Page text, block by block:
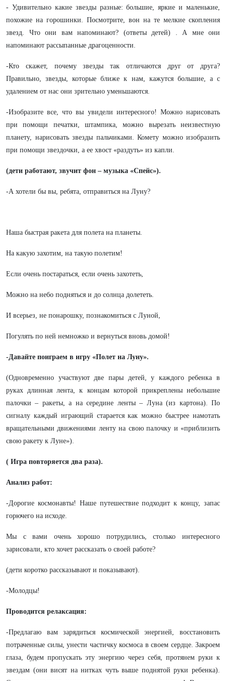
- Удивительно какие звезды разные: большие, яркие и маленькие,
похожие на горошинки. Посмотрите, вон на те мелкие скопления
звезд. Что они вам напоминают? (ответы детей) . А мне они
напоминают рассыпанные драгоценности.
-Кто скажет, почему звезды так отличаются друг от друга?
Правильно, звезды, которые ближе к нам, кажутся большие, а с
удалением от нас они зрительно уменьшаются.
-Изобразите все, что вы увидели интересного! Можно нарисовать
при помощи печатки, штампика, можно вырезать неизвестную
планету, нарисовать звезды пальчиками. Комету можно изобразить
при помощи звездочки, а ее хвост «раздуть» из капли.
(дети работают, звучит фон – музыка «Спейс»).
-А хотели бы вы, ребята, отправиться на Луну?
Наша быстрая ракета для полета на планеты.
На какую захотим, на такую полетим!
Если очень постараться, если очень захотеть,
Можно на небо подняться и до солнца долететь.
И всерьез, не понарошку, познакомиться с Луной,
Погулять по ней немножко и вернуться вновь домой!
-Давайте поиграем в игру «Полет на Луну».
(Одновременно участвуют две пары детей, у каждого ребенка в
руках длинная лента, к концам которой прикреплены небольшие
палочки – ракеты, а на середине ленты – Луна (из картона). По
сигналу каждый играющий старается как можно быстрее намотать
вращательными движениями ленту на свою палочку и «приблизить
свою ракету к Луне»).
( Игра повторяется два раза).
Анализ работ:
-Дорогие космонавты! Наше путешествие подходит к концу, запас
горючего на исходе.
Мы с вами очень хорошо потрудились, столько интересного
зарисовали, кто хочет рассказать о своей работе?
(дети коротко рассказывают и показывают).
-Молодцы!
Проводится релаксация:
-Предлагаю вам зарядиться космической энергией, восстановить
потраченные силы, унести частичку космоса в своем сердце. Закроем
глаза, будем пропускать эту энергию через себя, протянем руки к
звездам (они висят на нитках чуть выше поднятой руки ребенка).